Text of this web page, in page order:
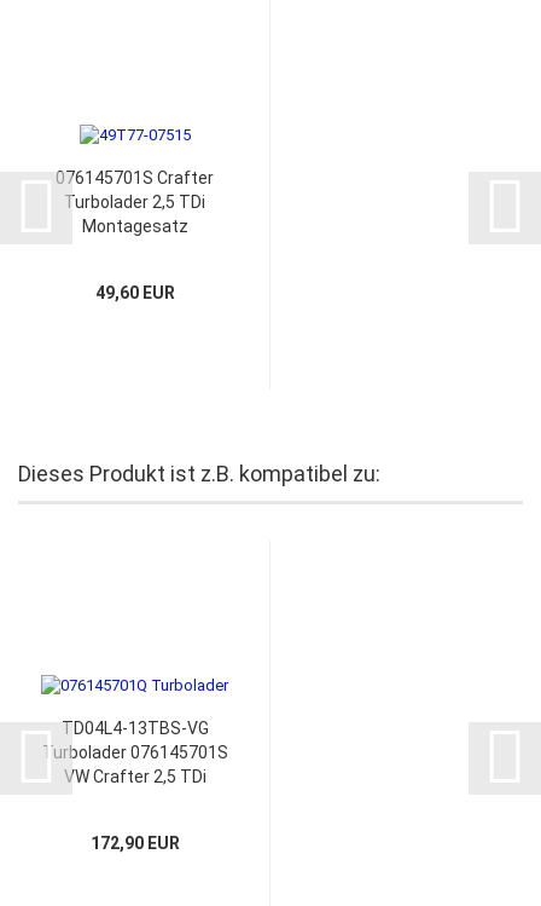
076145701S Crafter
Turbolader 2,5 TDi
Montagesatz
49,60 EUR
Dieses Produkt ist z.B. kompatibel zu:
TD04L4-13TBS-VG
Turbolader 076145701S
VW Crafter 2,5 TDi
172,90 EUR